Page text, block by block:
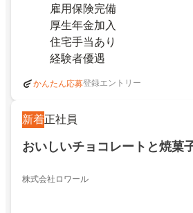
雇用保険完備
厚生年金加入
住宅手当あり
経験者優遇
かんたん応募登録エントリー
新着正社員
おいしいチョコレートと焼菓
株式会社ロワール